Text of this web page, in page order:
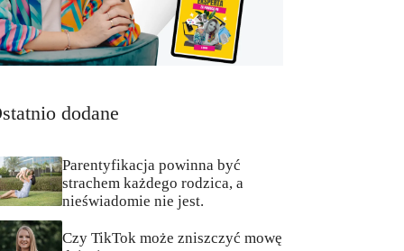
dodane
Parentyfikacja powinna być
strachem każdego rodzica, a
nieświadomie nie jest.
Czy TikTok może zniszczyć mowę